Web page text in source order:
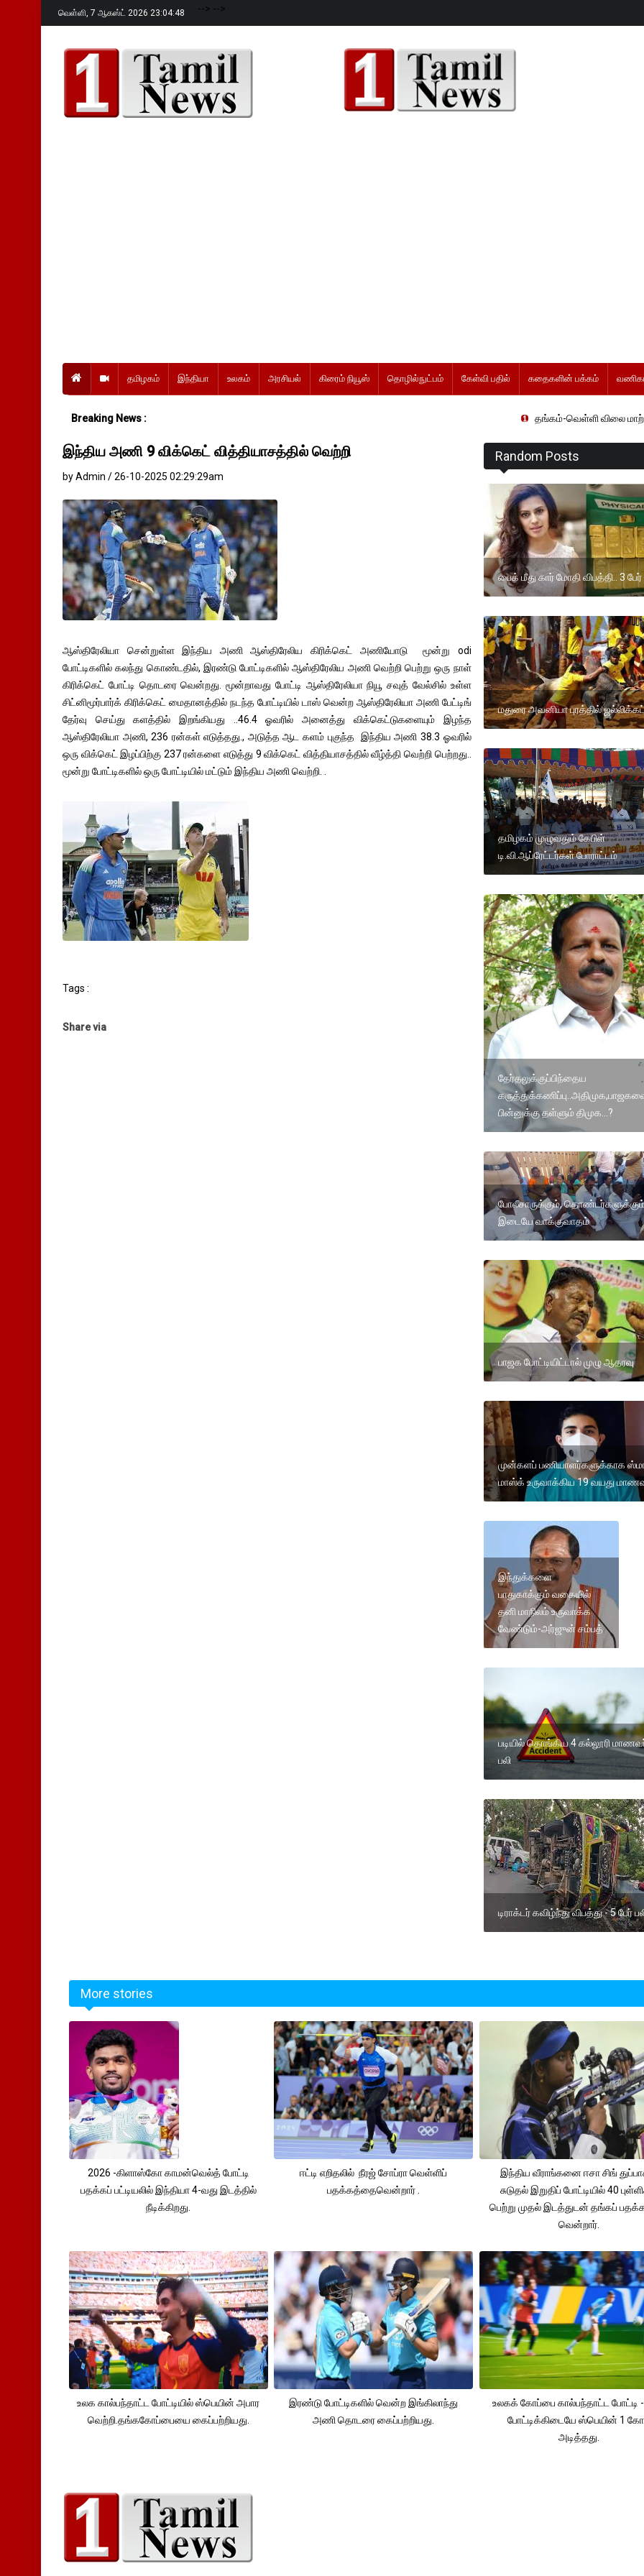
வெள்ளி, 7 ஆகஸ்ட் 2026 23:04:49 --> -->
தமிழகம் இந்தியா உலகம் அரசியல் கிரைம் நியூஸ் தொழில்நுட்பம் கேள்வி பதில் கதைகளின் பக்கம்
Breaking News : தங்கம்-வெள்ளி விலை
இந்திய அணி 9 விக்கெட் வித்தியாசத்தில் வெற்றி
by Admin / 26-10-2025 02:29:29am
ஆஸ்திரேலியா சென்றுள்ள இந்திய அணி ஆஸ்திரேலிய கிரிக்கெட் அணியோடு மூன்று odi
போட்டிகளில் கலந்து கொண்டதில், இரண்டு போட்டிகளில் ஆஸ்திரேலிய அணி வெற்றி பெற்று ஒரு நாள்
கிரிக்கெட் போட்டி தொடரை வென்றது. மூன்றாவது போட்டி ஆஸ்திரேலியா நியூ சவுத் வேல்சில் உள்ள
சிட்னிமூர்பார்க் கிரிக்கெட் மைதானத்தில் நடந்த போட்டியில் டாஸ் வென்ற ஆஸ்திரேலியா அணி பேட்டிங்
தேர்வு செய்து களத்தில் இறங்கியது ..46.4 ஓவரில் அனைத்து விக்கெட்டுகளையும் இழந்த
ஆஸ்திரேலியா அணி, 236 ரன்கள் எடுத்தது., அடுத்த ஆட களம் புகுந்த இந்திய அணி 38.3 ஓவரில்
ஒரு விக்கெட் இழப்பிற்கு 237 ரன்களை எடுத்து 9 விக்கெட் வித்தியாசத்தில் வீழ்த்தி வெற்றி பெற்றது..
மூன்று போட்டிகளில் ஒரு போட்டியில் மட்டும் இந்திய அணி வெற்றி. .
Tags :
Share via
Random Posts
பைக் மீது கார் மோதி விபத்தி.. 3 பேர்
மதுரை அவனியா புரத்தில்
தமிழகம் முழுவதும் கேபிள்
டி.வி.ஆப்ரேட்டர்கள் போராட்டம்
தேர்தலுக்குப்பிந்தைய
பின்னுக்கு தள்ளும் திமுக...?
போலீசாருக்கும்,
இடையே வாக்குவாதம்
பாஜக போட்டியிட்டால் முழு ஆதரவு
முன்களப் பணியாளர்களுக்காக
மாஸ்க் உருவாக்கிய 19 வயது
இந்துக்களை
பாதுகாக்கும் வகையில்
தனி மாநிலம் உருவாக்க
வேண்டும்-அர்ஜுன் சம்பத்
படியில் தொங்கிய 4 கல்லூரி
பலி
டிராக்டர் கவிழ்ந்து விபத்து - 5 பேர்
More stories
2026 -கிளாஸ்கோ காமன்வெல்த் போட்டி
பதக்கப் பட்டியலில் இந்தியா 4-வது இடத்தில்
நீடிக்கிறது.
ஈட்டி எறிதலில் நீரஜ் சோப்ரா வெள்ளிப்
பதக்கத்தைவென்றார் .
இந்திய வீராங்கனை ஈசா சிங்
சுடுதல் இறுதிப் போட்டியில் 40
பெற்று முதல் இடத்துடன் தங்கப்
வென்றார்.
உலக கால்பந்தாட்ட போட்டியில் ஸ்பெயின் அபார
வெற்றி.தங்ககோப்பையை கைப்பற்றியது.
இரண்டு போட்டிகளில் வென்ற இங்கிலாந்து
அணி தொடரை கைப்பற்றியது.
உலகக் கோப்பை கால்பந்தாட்ட போட்டி
போட்டிக்கிடையே ஸ்பெயின் 1
அடித்தது.